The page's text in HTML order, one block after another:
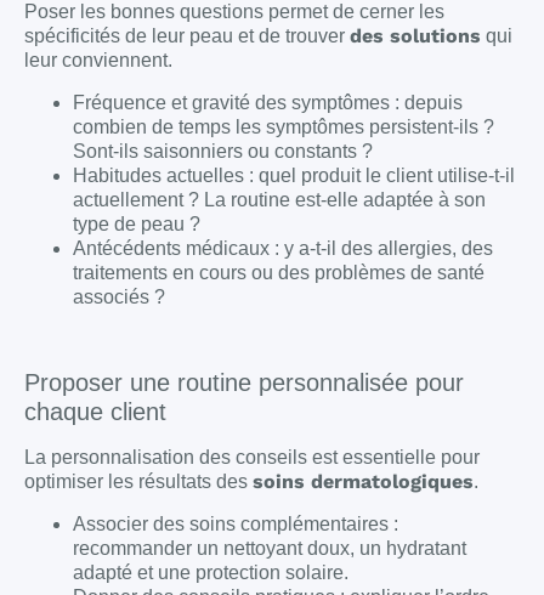
Poser les bonnes questions permet de cerner les
spécificités de leur peau et de trouver des solutions qui
leur conviennent.
Fréquence et gravité des symptômes : depuis
combien de temps les symptômes persistent-ils ?
Sont-ils saisonniers ou constants ?
Habitudes actuelles : quel produit le client utilise-t-il
actuellement ? La routine est-elle adaptée à son
type de peau ?
Antécédents médicaux : y a-t-il des allergies, des
traitements en cours ou des problèmes de santé
associés ?
Proposer une routine personnalisée pour
chaque client
La personnalisation des conseils est essentielle pour
optimiser les résultats des soins dermatologiques.
Associer des soins complémentaires :
recommander un nettoyant doux, un hydratant
adapté et une protection solaire.